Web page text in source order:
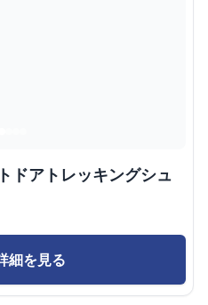
ドアトレッキングシュ
細を見る